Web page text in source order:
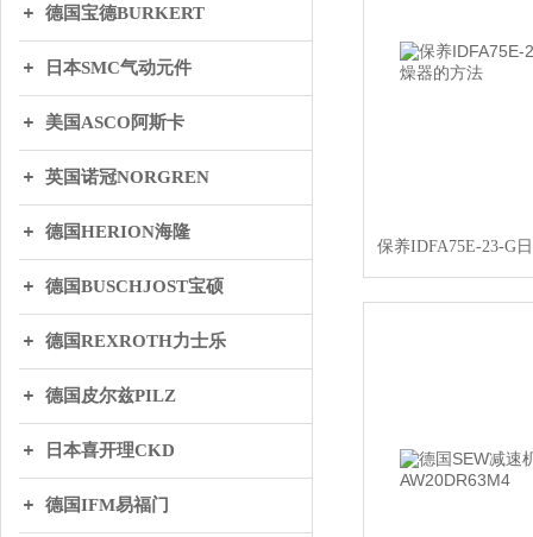
德国宝德BURKERT
日本SMC气动元件
美国ASCO阿斯卡
英国诺冠NORGREN
德国HERION海隆
德国BUSCHJOST宝硕
德国REXROTH力士乐
德国皮尔兹PILZ
日本喜开理CKD
德国IFM易福门
保养IDFA75E-23-G